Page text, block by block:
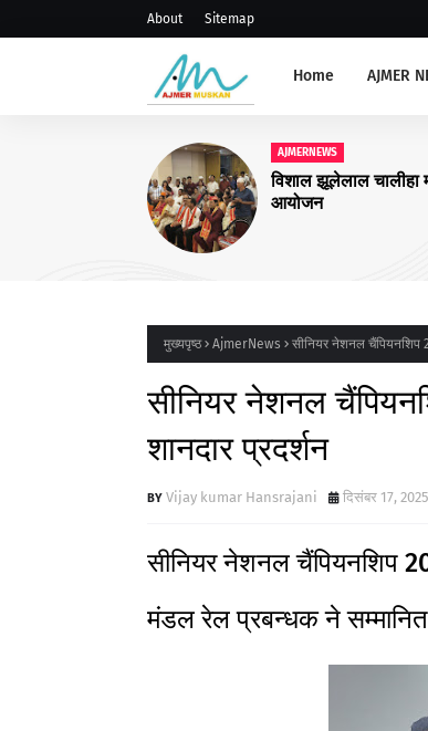
About Sitemap
Home AJMER
मुख्यपृष्ठ AjmerNews सीनियर नेशनल चैंपियनशिप
सीनियर नेशनल
शानदार प्रदर्शन
Vijay kumar Hansrajani दिसंबर 17, 2025
सीनियर नेशनल चैंपियनशिप
मंडल रेल प्रबन्धक ने